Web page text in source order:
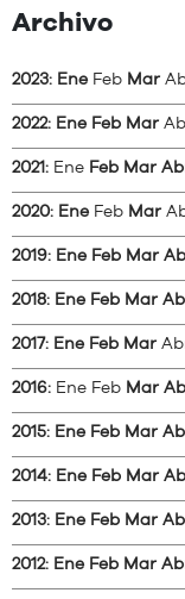
Archivo
2023: Ene Feb Mar
2022: Ene Feb Mar
2021: Ene Feb Mar
2020: Ene Feb Mar
2019: Ene Feb Mar
2018: Ene Feb Mar
2017: Ene Feb Mar
2016: Ene Feb Mar
2015: Ene Feb Mar
2014: Ene Feb Mar
2013: Ene Feb Mar
2012: Ene Feb Mar